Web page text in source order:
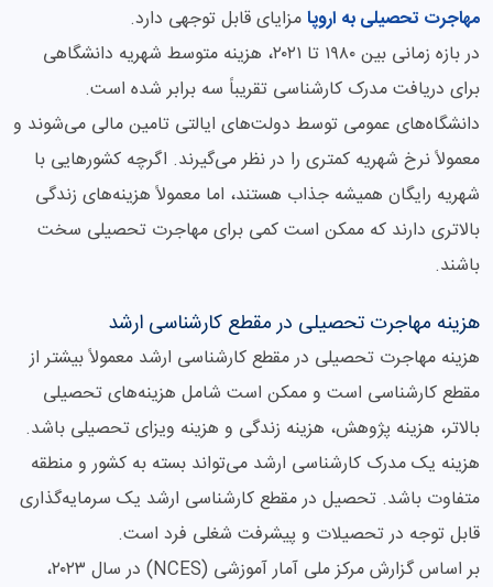
مهاجرت تحصیلی به اروپامزایای قابل توجهی دارد.
در بازه زمانی بین ۱۹۸۰ تا ۲۰۲۱، هزینه متوسط شهریه دانشگاهی
برای دریافت مدرک کارشناسی تقریباً سه برابر شده است.
دانشگاه‌های عمومی توسط دولت‌های ایالتی تامین مالی می‌شوند و
معمولاً نرخ شهریه کمتری را در نظر می‌گیرند. اگرچه کشورهایی با
شهریه رایگان همیشه جذاب هستند، اما معمولاً هزینه‌های زندگی
بالاتری دارند که ممکن است کمی برای مهاجرت تحصیلی سخت
باشند.
هزینه مهاجرت تحصیلی در مقطع کارشناسی ارشد
هزینه مهاجرت تحصیلی در مقطع کارشناسی ارشد معمولاً بیشتر از
مقطع کارشناسی است و ممکن است شامل هزینه‌های تحصیلی
بالاتر، هزینه پژوهش، هزینه زندگی و هزینه ویزای تحصیلی باشد.
هزینه یک مدرک کارشناسی ارشد می‌تواند بسته به کشور و منطقه
متفاوت باشد. تحصیل در مقطع کارشناسی ارشد یک سرمایه‌گذاری
قابل توجه در تحصیلات و پیشرفت شغلی فرد است.
بر اساس گزارش مرکز ملی آمار آموزشی (NCES) در سال ۲۰۲۳،